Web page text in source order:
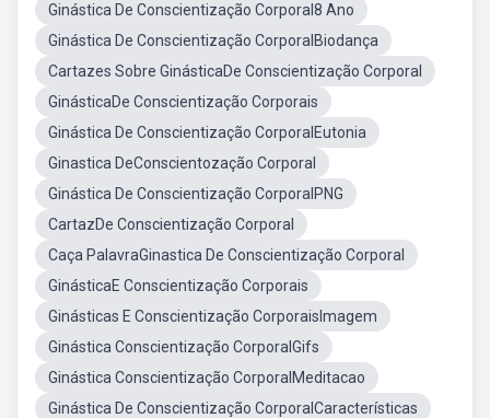
Ginástica De Conscientização Corporal8 Ano
Ginástica De Conscientização CorporalBiodança
Cartazes Sobre GinásticaDe Conscientização Corporal
GinásticaDe Conscientização Corporais
Ginástica De Conscientização CorporalEutonia
Ginastica DeConscientozação Corporal
Ginástica De Conscientização CorporalPNG
CartazDe Conscientização Corporal
Caça PalavraGinastica De Conscientização Corporal
GinásticaE Conscientização Corporais
Ginásticas E Conscientização CorporaisImagem
Ginástica Conscientização CorporalGifs
Ginástica Conscientização CorporalMeditacao
Ginástica De Conscientização CorporalCaracterísticas